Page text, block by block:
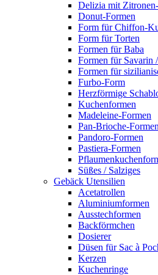
Delizia mit
Donut-Formen
Form für Chiffon-
Form für Torten
Formen für Baba
Formen für Savarin
Formen für
Furbo-Form
Herzförmige
Kuchenformen
Madeleine-Formen
Pan-Brioche-Formen
Pandoro-Formen
Pastiera-Formen
Süßes / Salziges
Gebäck Utensilien
Acetatrollen
Aluminiumformen
Ausstechformen
Backförmchen
Dosierer
Düsen für Sac à
Kerzen
Kuchenringe